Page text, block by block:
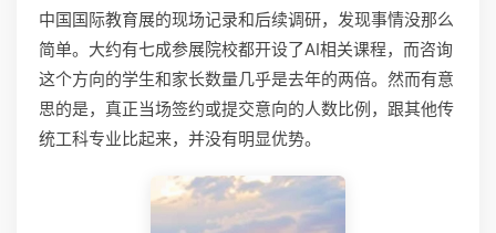
中国国际教育展的现场记录和后续调研，发现事情没那么
简单。大约有七成参展院校都开设了AI相关课程，而咨询
这个方向的学生和家长数量几乎是去年的两倍。然而有意
思的是，真正当场签约或提交意向的人数比例，跟其他传
统工科专业比起来，并没有明显优势。